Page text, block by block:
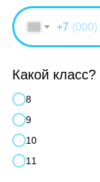
+7
Какой класс?
8
9
10
11